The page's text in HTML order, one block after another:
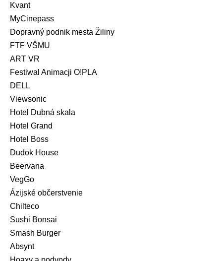
Kvant
MyCinepass
Dopravný podnik mesta Žiliny
FTF VŠMU
ART VR
Festiwal Animacji O!PLA
DELL
Viewsonic
Hotel Dubná skala
Hotel Grand
Hotel Boss
Dudok House
Beervana
VegGo
Ázijské občerstvenie
Chilteco
Sushi Bonsai
Smash Burger
Absynt